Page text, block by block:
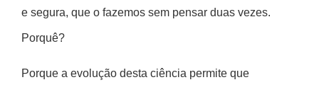
e segura, que o fazemos sem pensar duas vezes.
Porquê?
Porque a evolução desta ciência permite que